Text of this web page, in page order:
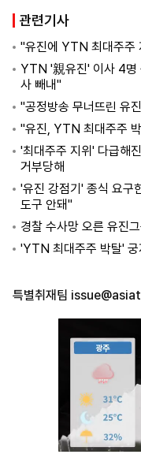
관련기사
"유진에 YTN 최대주주
YTN '親유진' 이사 4명
사 빼내"
"공정방송 무너뜨린 유
"유진, YTN 최대주주
'최대주주 지위' 다급해
거부당해
'유진 강점기' 종식 요구
도구 안돼"
경찰 수사망 오른 유진
'YTN 최대주주 박탈' 궁
특별취재팀